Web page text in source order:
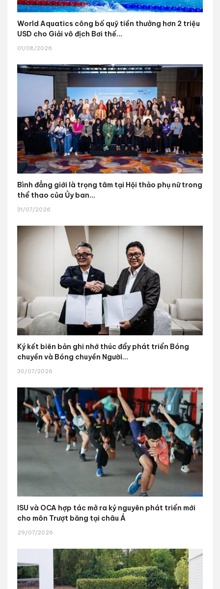
World Aquatics công bố quỹ tiền thưởng hơn 2 triệu
USD cho Giải vô địch Bơi thế...
01/08/2026
Bình đẳng giới là trọng tâm tại Hội thảo phụ nữ trong
thể thao của Ủy ban...
31/07/2026
Ký kết biên bản ghi nhớ thúc đẩy phát triển Bóng
chuyền và Bóng chuyền Người...
30/07/2026
ISU và OCA hợp tác mở ra kỷ nguyên phát triển mới
cho môn Trượt băng tại châu Á
29/07/2026